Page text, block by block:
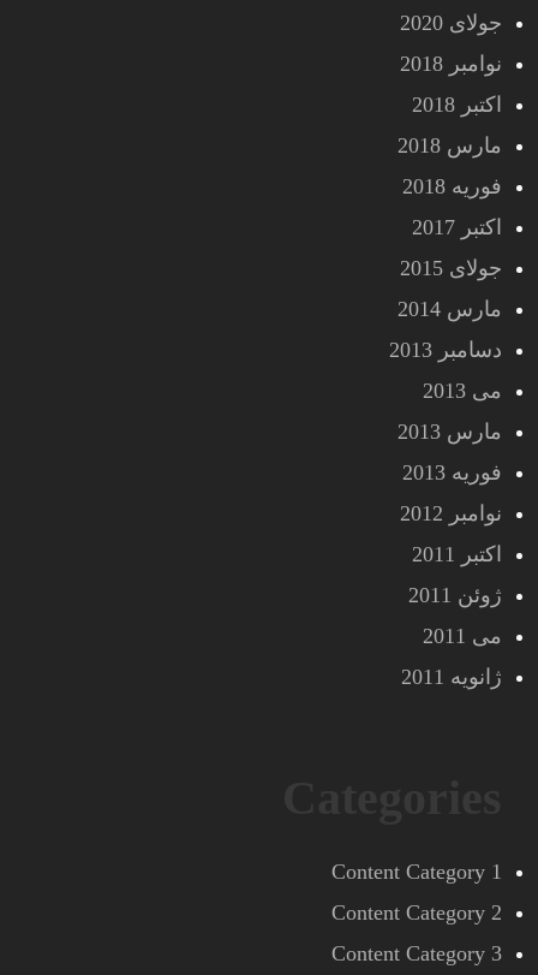
جولای 2020
نوامبر 2018
اکتبر 2018
مارس 2018
فوریه 2018
اکتبر 2017
جولای 2015
مارس 2014
دسامبر 2013
می 2013
مارس 2013
فوریه 2013
نوامبر 2012
اکتبر 2011
ژوئن 2011
می 2011
ژانویه 2011
Content Category 1
Content Category 2
Content Category 3